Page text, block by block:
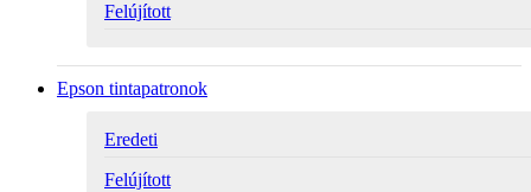
Felújított
Epson tintapatronok
Eredeti
Felújított